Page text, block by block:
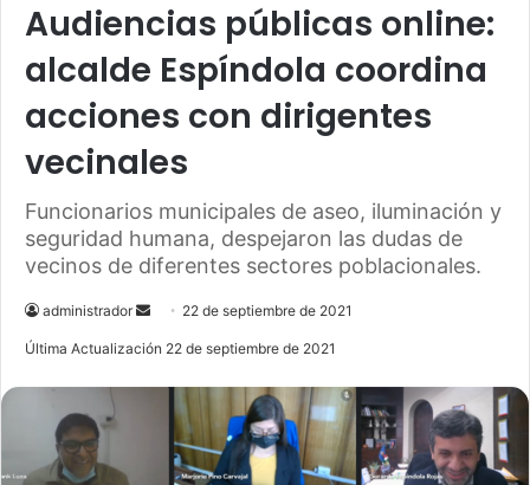
Audiencias públicas online:
alcalde Espíndola coordina
acciones con dirigentes
vecinales
Funcionarios municipales de aseo, iluminación y
seguridad humana, despejaron las dudas de
vecinos de diferentes sectores poblacionales.
administrador
e
22 de septiembre de 2021
Última Actualización 22 de septiembre de 2021
b
o
o
u
b
e